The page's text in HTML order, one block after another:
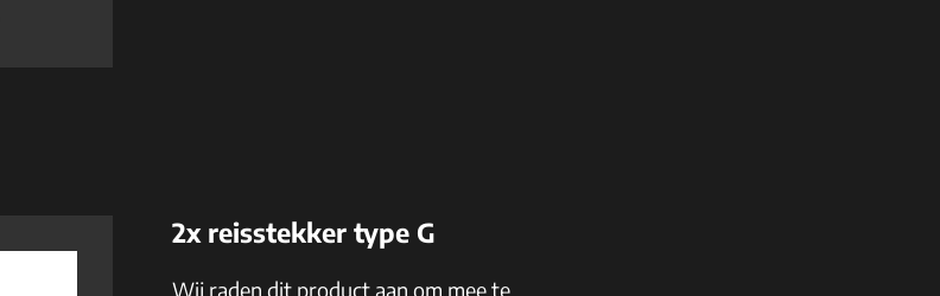
2x reisstekker type G
Wij raden dit product aan om mee te